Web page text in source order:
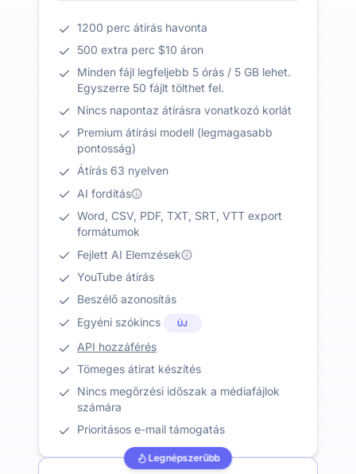
1200 perc átírás havonta
500 extra perc $10 áron
Minden fájl legfeljebb 5 órás / 5 GB lehet.
Egyszerre 50 fájlt tölthet fel.
Nincs napontaz átírásra vonatkozó korlát
Premium átírási modell (legmagasabb
pontosság)
Átírás 63 nyelven
AI fordítás
Word, CSV, PDF, TXT, SRT, VTT export
formátumok
Fejlett AI Elemzések
YouTube átírás
Beszélő azonosítás
Egyéni szókincs
ÚJ
API hozzáférés
Tömeges átirat készítés
Nincs megőrzési időszak a médiafájlok
számára
Prioritásos e-mail támogatás
Legnépszerűbb